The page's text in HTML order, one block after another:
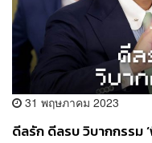
31 พฤษภาคม 2023
ดีลรัก ดีลรบ วิบากกรรม ‘